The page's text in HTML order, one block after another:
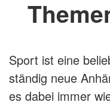
Sport ist eine
ständig neue
es dabei immer